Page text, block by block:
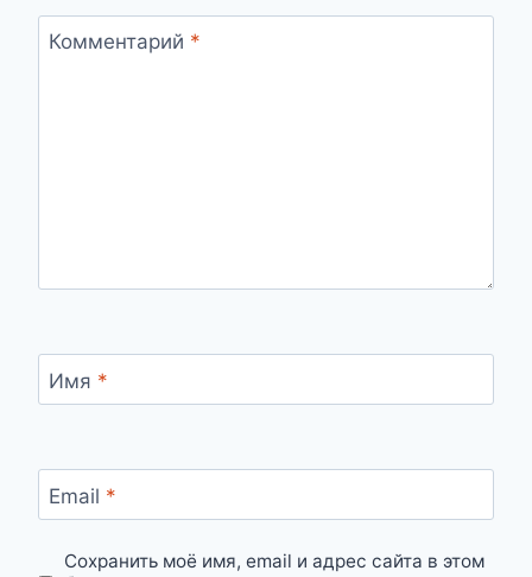
Комментарий *
Имя *
Email *
Сохранить моё имя, email и адрес сайта в этом